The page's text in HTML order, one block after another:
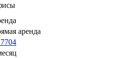
аренда